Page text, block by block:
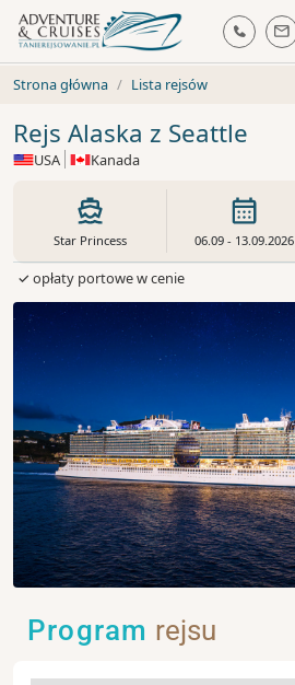
Strona główna Lista rejsów
Rejs Alaska z Seattle
USA Kanada
Star Princess 06.09 - 13.09.2026
✓ opłaty portowe w cenie
Program rejsu